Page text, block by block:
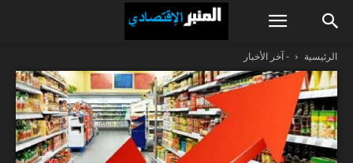
الرئيسية - آخر الأخبار